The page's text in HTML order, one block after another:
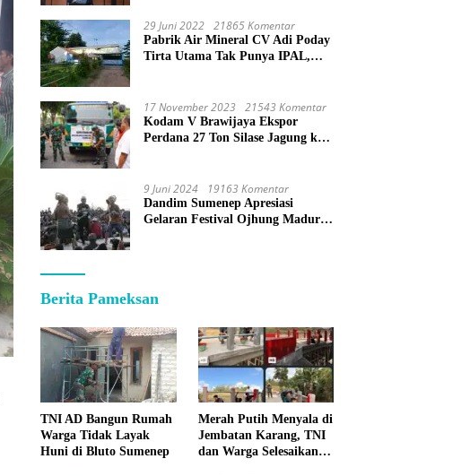
29 Juni 2022 21865 Komentar
Pabrik Air Mineral CV Adi Poday
Tirta Utama Tak Punya IPAL,
17 November 2023 21543 Komentar
Kodam V Brawijaya Ekspor
Perdana 27 Ton Silase Jagung ke
9 Juni 2024 19163 Komentar
Dandim Sumenep Apresiasi
Gelaran Festival Ojhung Madura
Berita Pameksan
TNI AD Bangun Rumah
Warga Tidak Layak
Huni di Bluto Sumenep
Merah Putih Menyala di
Jembatan Karang, TNI
dan Warga Selesaikan